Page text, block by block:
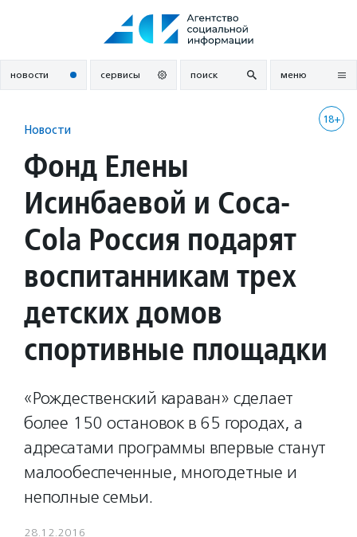
новости сервисы поиск меню
18+
Новости
Фонд Елены
Исинбаевой и Coca-
Cola Россия подарят
воспитанникам трех
детских домов
спортивные площадки
«Рождественский караван» сделает
более 150 остановок в 65 городах, а
адресатами программы впервые станут
малообеспеченные, многодетные и
неполные семьи.
28.12.2016